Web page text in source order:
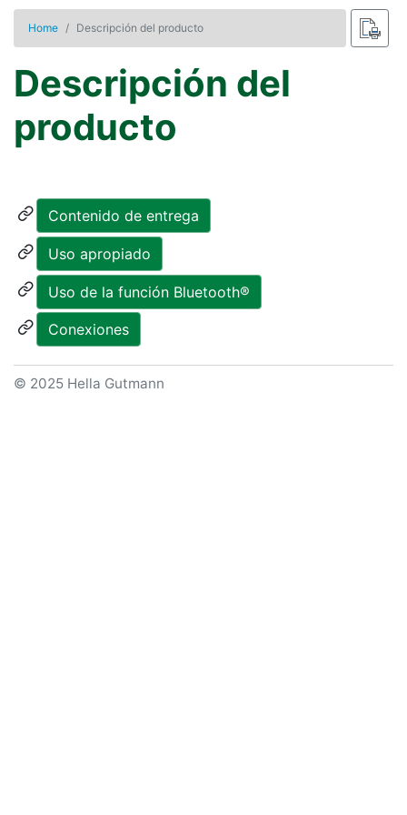
Home Descripción del producto
Descripción del
producto
Contenido de entrega
Uso apropiado
Uso de la función Bluetooth®
Conexiones
© 2025 Hella Gutmann